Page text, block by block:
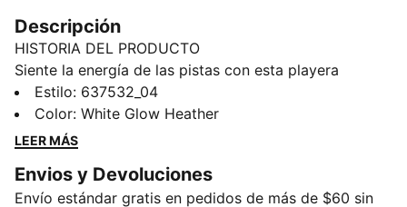
Descripción
HISTORIA DEL PRODUCTO
Siente la energía de las pistas con esta playera
McLAREN RACING Big Logo. Con materiales suaves,
estampa llamativa y nuestro ícono PUMA Cat, te
ofrece un look que transmite el espíritu motorsport,
CARACTERÍSTICAS Y BENEFICIOS
Producto fabricado con al menos un 20% de algodón
Estilo: 637532_04
Color: White Glow Heather
LEER MÁS
Envios y Devoluciones
Envío estándar gratis en pedidos de más de $60 sin